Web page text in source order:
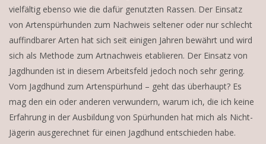
vielfältig ebenso wie die dafür genutzten Rassen. Der Einsatz
von Artenspürhunden zum Nachweis seltener oder nur schlecht
auffindbarer Arten hat sich seit einigen Jahren bewährt und wird
sich als Methode zum Artnachweis etablieren. Der Einsatz von
Jagdhunden ist in diesem Arbeitsfeld jedoch noch sehr gering.
Vom Jagdhund zum Artenspürhund – geht das überhaupt? Es
mag den ein oder anderen verwundern, warum ich, die ich keine
Erfahrung in der Ausbildung von Spürhunden hat mich als Nicht-
Jägerin ausgerechnet für einen Jagdhund entschieden habe.